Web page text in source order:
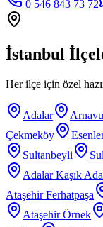
0 546 843 73 72
İstanbul
Her ilçe için özel
Adalar
Çekmeköy
Sultanbeyli
Adalar Kaşık
Ataşehir Ferhatpaşa
Ataşehir Örnek